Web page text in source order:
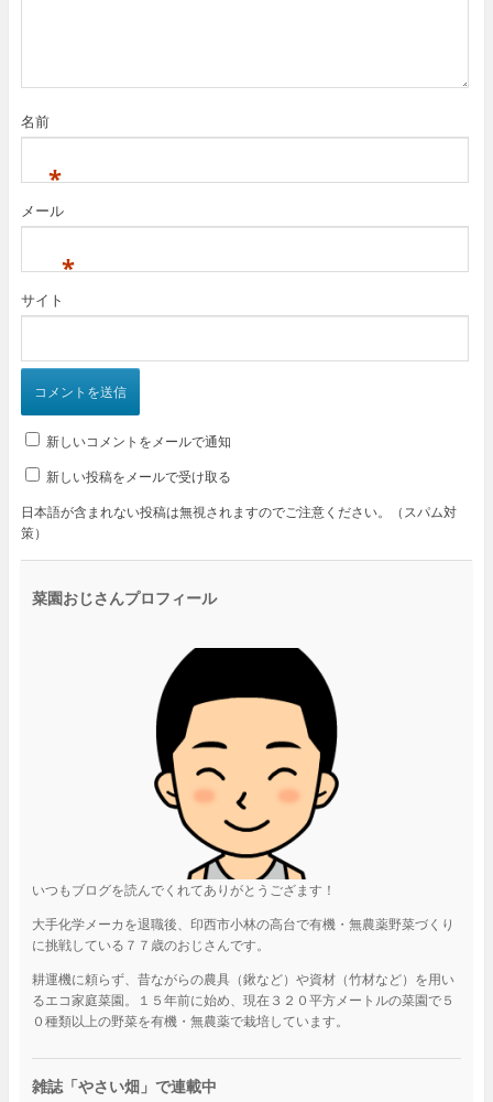
名前
*
メール
*
サイト
新しいコメントをメールで通知
新しい投稿をメールで受け取る
日本語が含まれない投稿は無視されますのでご注意ください。（スパム対
策）
菜園おじさんプロフィール
いつもブログを読んでくれてありがとうござます！
大手化学メーカを退職後、印西市小林の高台で有機・無農薬野菜づくり
に挑戦している７７歳のおじさんです。
耕運機に頼らず、昔ながらの農具（鍬など）や資材（竹材など）を用い
るエコ家庭菜園。１５年前に始め、現在３２０平方メートルの菜園で５
０種類以上の野菜を有機・無農薬で栽培しています。
雑誌「やさい畑」で連載中